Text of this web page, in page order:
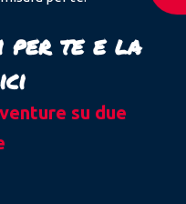
per te e la
su due